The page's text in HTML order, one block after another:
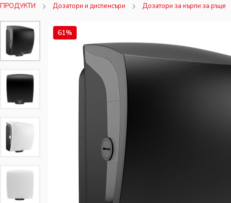
ПРОДУКТИ Дозатори и диспенсъри Дозатори за кърпи за ръце
61%